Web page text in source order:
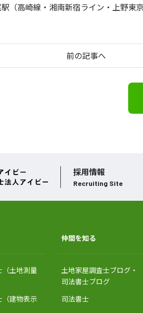
（高崎線・湘南新宿ライン・上野東京
前の記事へ
採用情報
Recruiting Site
（土地測量
（建物表示
仲間を知る
土地家屋調査士ブログ・
司法書士ブログ
司法書士